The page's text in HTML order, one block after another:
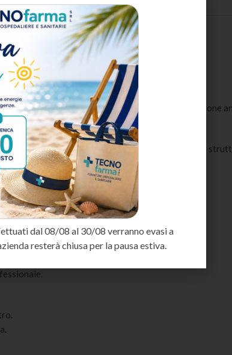
SPEDIZIONE
e cute, formulato per garantire un’efficace azione
virus, rispettando i protocolli igienici richiesti nelle
clinico.
dal 08/08 al 30/08 verranno evasi a
resterà chiusa per la pausa estiva.